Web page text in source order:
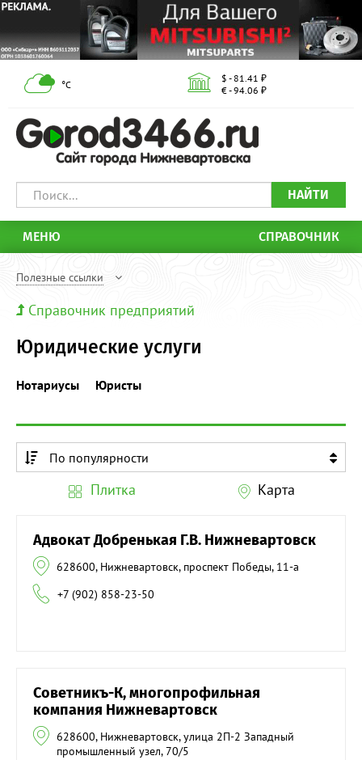
°С
$ - 81.41 ₽
€ - 94.06 ₽
НАЙТИ
МЕНЮ СПРАВОЧНИК
Полезные ссылки
Справочник предприятий
Юридические услуги
Нотариусы Юристы
По популярности
По алфавиту
Плитка Карта
Адвокат Добренькая Г.В. Нижневартовск
628600, Нижневартовск, проспект Победы, 11-а
+7 (902) 858-23-50
Советникъ-К, многопрофильная
компания Нижневартовск
628600, Нижневартовск, улица 2П-2 Западный
промышленный узел, 70/5